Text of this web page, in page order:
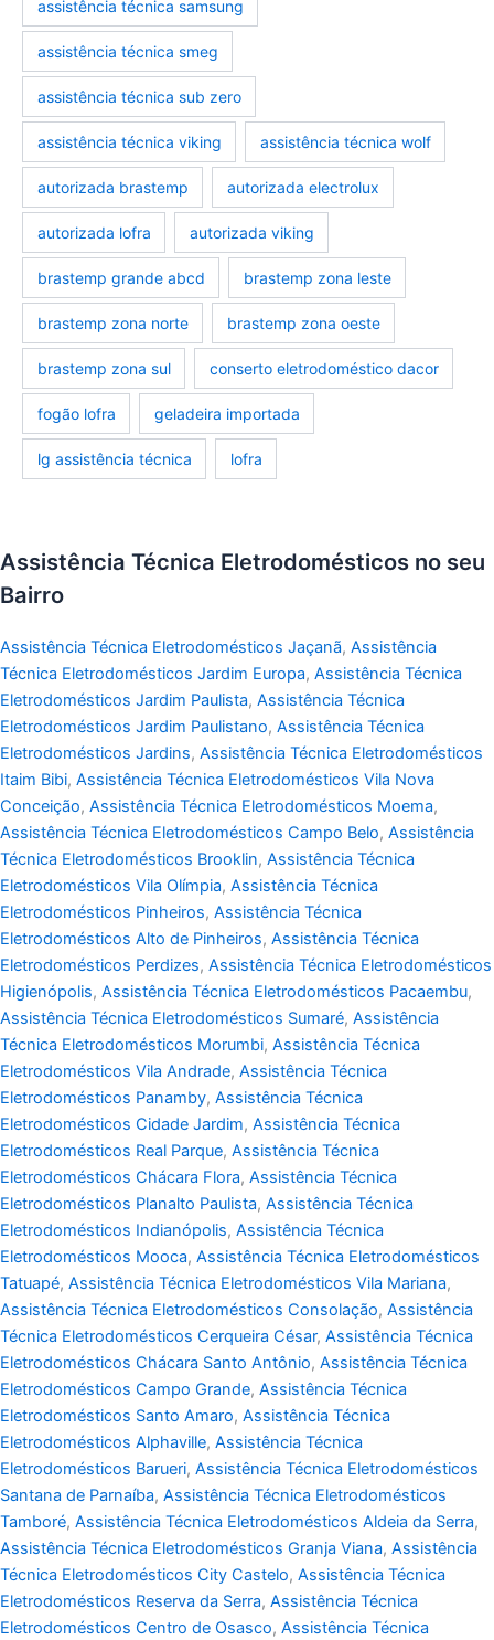
assistência técnica samsung
assistência técnica smeg
assistência técnica sub zero
assistência técnica viking assistência técnica wolf
autorizada brastemp autorizada electrolux
autorizada lofra autorizada viking
brastemp grande abcd brastemp zona leste
brastemp zona norte brastemp zona oeste
brastemp zona sul conserto eletrodoméstico dacor
fogão lofra geladeira importada
lg assistência técnica lofra
Assistência Técnica Eletrodomésticos no seu
Bairro
Assistência Técnica Eletrodomésticos Jaçanã, Assistência
Técnica Eletrodomésticos Jardim Europa, Assistência Técnica
Eletrodomésticos Jardim Paulista, Assistência Técnica
Eletrodomésticos Jardim Paulistano, Assistência Técnica
Eletrodomésticos Jardins, Assistência Técnica Eletrodomésticos
Itaim Bibi, Assistência Técnica Eletrodomésticos Vila Nova
Conceição, Assistência Técnica Eletrodomésticos Moema,
Assistência Técnica Eletrodomésticos Campo Belo, Assistência
Técnica Eletrodomésticos Brooklin, Assistência Técnica
Eletrodomésticos Vila Olímpia, Assistência Técnica
Eletrodomésticos Pinheiros, Assistência Técnica
Eletrodomésticos Alto de Pinheiros, Assistência Técnica
Eletrodomésticos Perdizes, Assistência Técnica Eletrodomésticos
Higienópolis, Assistência Técnica Eletrodomésticos Pacaembu,
Assistência Técnica Eletrodomésticos Sumaré, Assistência
Técnica Eletrodomésticos Morumbi, Assistência Técnica
Eletrodomésticos Vila Andrade, Assistência Técnica
Eletrodomésticos Panamby, Assistência Técnica
Eletrodomésticos Cidade Jardim, Assistência Técnica
Eletrodomésticos Real Parque, Assistência Técnica
Eletrodomésticos Chácara Flora, Assistência Técnica
Eletrodomésticos Planalto Paulista, Assistência Técnica
Eletrodomésticos Indianópolis, Assistência Técnica
Eletrodomésticos Mooca, Assistência Técnica Eletrodomésticos
Tatuapé, Assistência Técnica Eletrodomésticos Vila Mariana,
Assistência Técnica Eletrodomésticos Consolação, Assistência
Técnica Eletrodomésticos Cerqueira César, Assistência Técnica
Eletrodomésticos Chácara Santo Antônio, Assistência Técnica
Eletrodomésticos Campo Grande, Assistência Técnica
Eletrodomésticos Santo Amaro, Assistência Técnica
Eletrodomésticos Alphaville, Assistência Técnica
Eletrodomésticos Barueri, Assistência Técnica Eletrodomésticos
Santana de Parnaíba, Assistência Técnica Eletrodomésticos
Tamboré, Assistência Técnica Eletrodomésticos Aldeia da Serra,
Assistência Técnica Eletrodomésticos Granja Viana, Assistência
Técnica Eletrodomésticos City Castelo, Assistência Técnica
Eletrodomésticos Reserva da Serra, Assistência Técnica
Eletrodomésticos Centro de Osasco, Assistência Técnica